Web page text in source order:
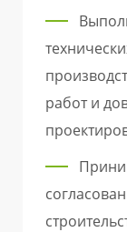
работ и